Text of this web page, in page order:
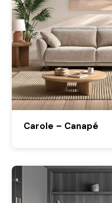
Carole – Canapé